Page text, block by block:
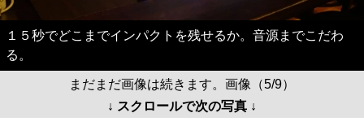
１５秒でどこまでインパクトを残せるか。音源までこだわ
る。
まだまだ画像は続きます。画像（5/9）
↓ スクロールで次の写真 ↓